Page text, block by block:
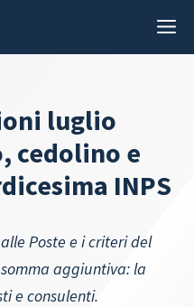
luglio
cedolino e
INPS
Poste e i criteri del
aggiuntiva: la
e consulenti.